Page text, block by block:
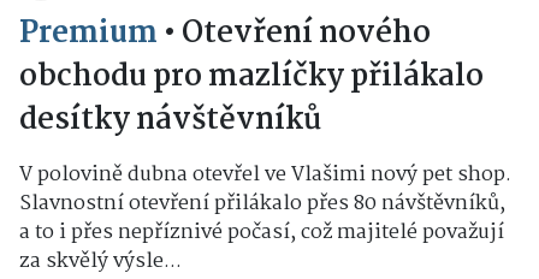
Premium • Otevření nového
obchodu pro mazlíčky přilákalo
desítky návštěvníků
V polovině dubna otevřel ve Vlašimi nový pet shop.
Slavnostní otevření přilákalo přes 80 návštěvníků,
a to i přes nepříznivé počasí, což majitelé považují
za skvělý výsle...